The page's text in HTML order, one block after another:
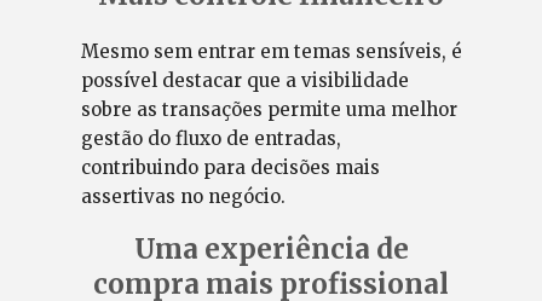
Mesmo sem entrar em temas sensíveis, é
possível destacar que a visibilidade
sobre as transações permite uma melhor
gestão do fluxo de entradas,
contribuindo para decisões mais
assertivas no negócio.
Uma experiência de
compra mais profissional